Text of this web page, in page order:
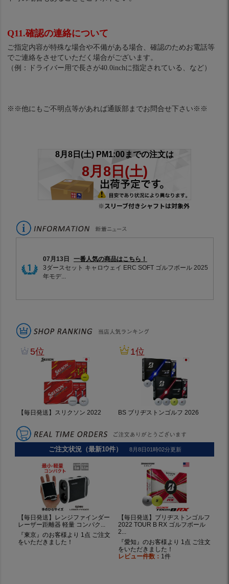
Q11.確認の連絡について
ご指定内容が特殊な場合や不備がある場合、確認のためお電話等
でご連絡をさせていただく場合がございます。
（例：ドライバー用で長さが40.0inchに指定されている、など）
※※他にもご不明点等があれば通販部までお問合せ下さい※※
※スリーブ付きシャフトは対象外